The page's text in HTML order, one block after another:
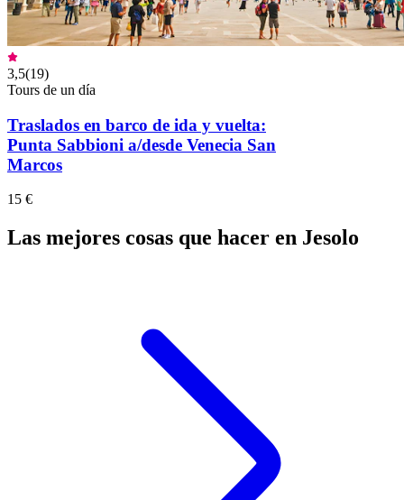
3,5(19)
Tours de un día
Traslados en barco de ida y vuelta:
Punta Sabbioni a/desde Venecia San
Marcos
15 €
Las mejores cosas que hacer en Jesolo